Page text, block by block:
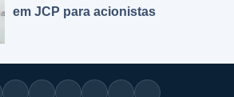
em JCP para acionistas